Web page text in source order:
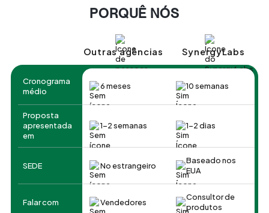
PORQUÊ NÓS
Outras agências SynergyLabs
Cronograma
médio
6 meses 10 semanas
Proposta
apresentada
em
1-2 semanas 1-2 dias
SEDE No estrangeiro
Baseado nos
EUA
Falar com Vendedores
Consultor de
produtos